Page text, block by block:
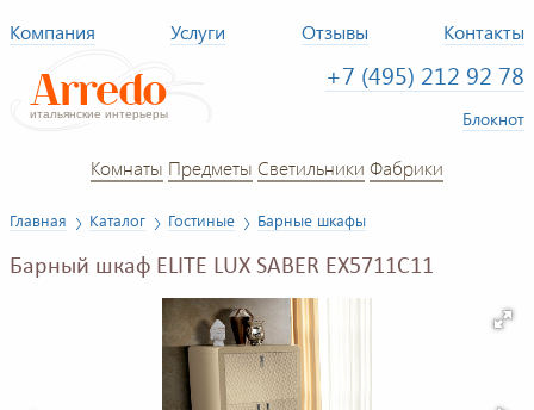
Компания Услуги Отзывы Контакты
+7 (495) 212 92 78
Блокнот
Комнаты Предметы Светильники Фабрики
Главная Каталог Гостиные Барные шкафы
Барный шкаф ELITE LUX SABER EX5711C11